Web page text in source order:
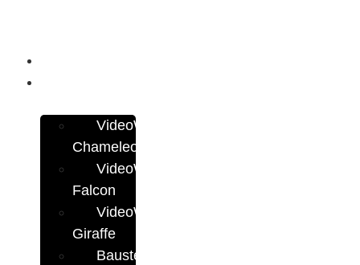
VideoWatch24
Chameleon
VideoWatch24
Falcon
VideoWatch24
Giraffe
Baustellendokumentation